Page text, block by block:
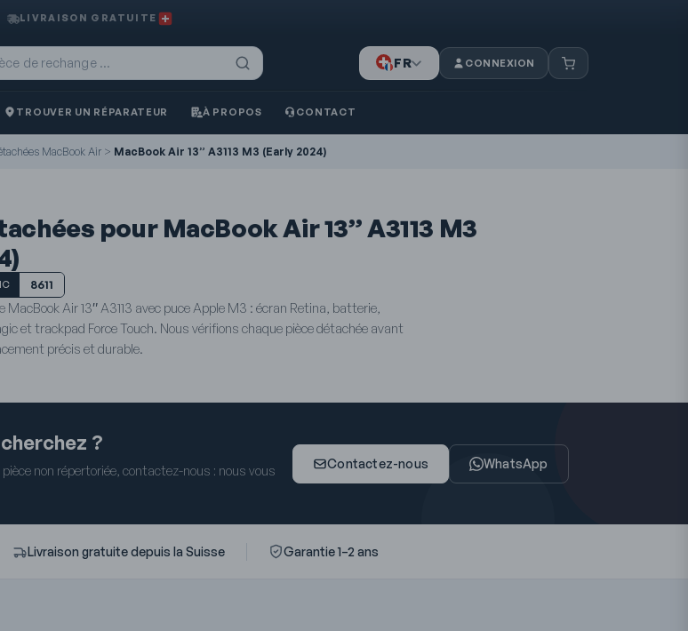
LIVRAISON GRATUITE
FR
CONNEXION
TROUVER UN RÉPARATEUR À PROPOS CONTACT
MacBook Air> MacBook Air 13” A3113 M3 (Early 2024)
pour MacBook Air 13” A3113 M3
8611
MacBook Air 13″ A3113 avec puce Apple M3 : écran Retina, batterie,
et trackpad Force Touch. Nous vérifions chaque pièce détachée avant
précis et durable.
?
non répertoriée, contactez-nous : nous vous
Contactez-nous WhatsApp
Livraison gratuite depuis la Suisse Garantie 1–2 ans